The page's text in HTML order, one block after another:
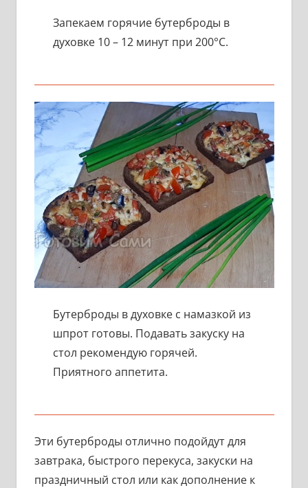
Запекаем горячие бутерброды в
духовке 10 – 12 минут при 200°С.
Бутерброды в духовке с намазкой из
шпрот готовы. Подавать закуску на
стол рекомендую горячей.
Приятного аппетита.
Эти бутерброды отлично подойдут для
завтрака, быстрого перекуса, закуски на
праздничный стол или как дополнение к